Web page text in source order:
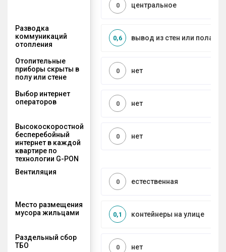
центральное
0
Разводка
коммуникаций
отопления
вывод из стен или пола
0,6
Отопительные
приборы скрыты в
полу или стене
нет
0
Выбор интернет
операторов
нет
0
Высокоскоростной
бесперебойный
интернет в каждой
квартире по
технологии G-PON
нет
0
Вентиляция
естественная
0
Место размещения
мусора жильцами
контейнеры на улице
0,1
Раздельный сбор
ТБО
нет
0